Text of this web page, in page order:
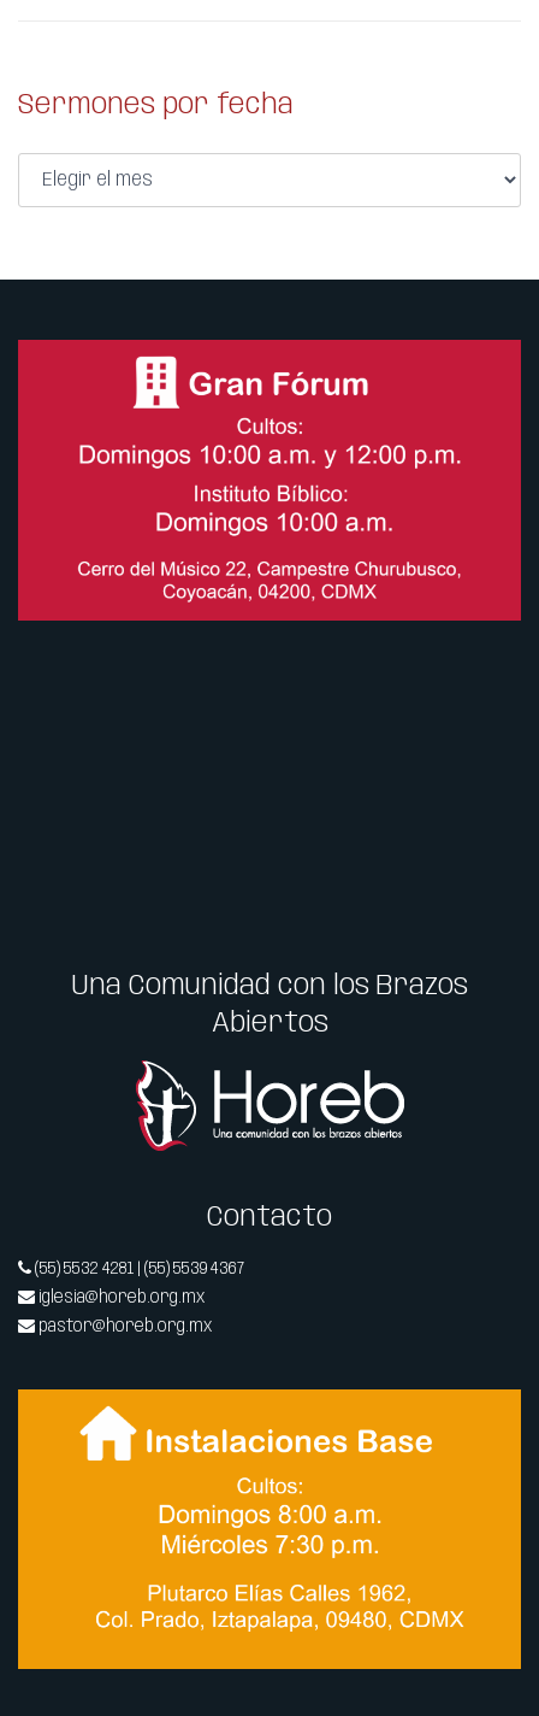
Sermones por fecha
Una Comunidad con los Brazos
Abiertos
Contacto
(55) 5532 4281 | (55) 5539 4367
iglesia@horeb.org.mx
pastor@horeb.org.mx